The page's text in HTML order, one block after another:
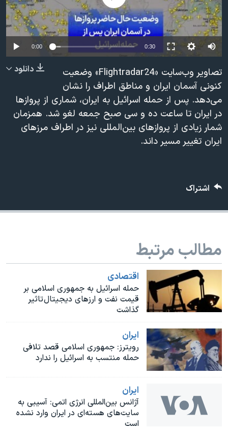
فرهنگ و زندگی
حقوق شهروندی
اقتصادی
اسرائیل در جنگ
گالری عکس
آرشیو پخش زنده
مستندها
انتخابات ریاست جمهوری آمریکا ۲۰۲۴
حمله جمهوری اسلامی به اسرائیل
ورزش زنان در ایران
اعتراضات زن، زندگی، آزادی
مجموعه مستندهای دادخواهی
تریبونال مردمی آبان ۹۸
قانون شفافیت دارائی کادر رهبری ایران
اعتراضات مردمی آبان ۹۸
نرگس محمدی برنده جایزه نوبل صلح
صفحه‌های ویژه
سفر پرزیدنت ترامپ به چین
دنبال کنید
زبانهای مختلف
0:00 0:30
دانلود
تصاویر وب‌سایت «Flightradar24» وضعیت
کنونی آسمان ایران و مناطق اطراف را نشان
می‌دهد. پس از حمله اسرائیل به ایران، شماری از پروازها
در ایران تا ساعت ده و سی صبح جمعه لغو شد. همزمان
شمار زیادی از پروازهای بین‌المللی نیز در اطراف مرزهای
ایران تغییر مسیر داند.
اشتراک
مطالب مرتبط
اقتصادی
حمله اسرائیل به جمهوری اسلامی بر
قیمت نفت و ارزهای دیجیتال تاثیر
گذاشت
ايران
رویترز: جمهوری اسلامی قصد تلافی
حمله منتسب به اسرائیل را ندارد
ايران
آژانس بین‌المللی انرژی اتمی: آسیبی به
سایت‌های هسته‌ای در ایران وارد نشده
است